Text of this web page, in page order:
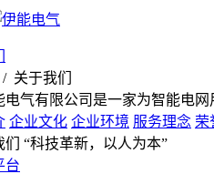
/ 关于我们
电气有限公司是一家为智能电
企业文化 企业环境 服务理念 荣
“科技革新，以人为本”
台